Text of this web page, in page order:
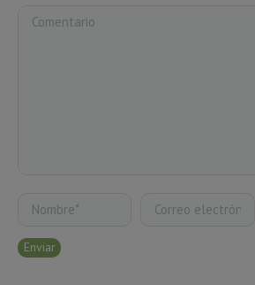
Comentario
Nombre * Correo electrónico *
Enviar